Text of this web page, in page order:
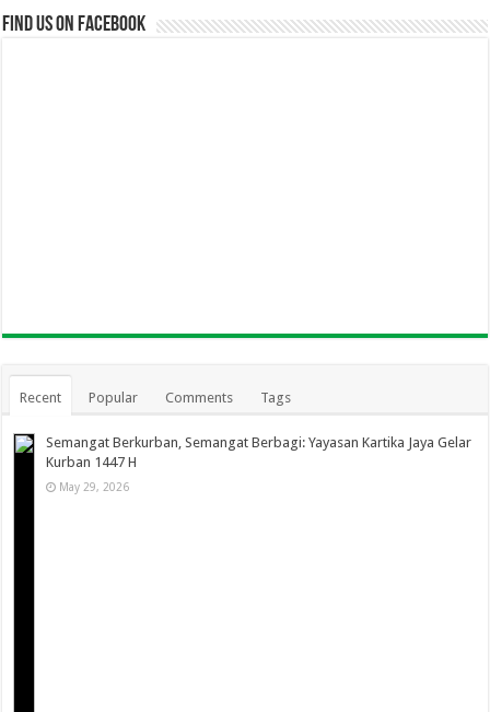
Find us on Facebook
Recent Popular Comments Tags
Semangat Berkurban, Semangat Berbagi: Yayasan Kartika Jaya Gelar
Kurban 1447 H
May 29, 2026